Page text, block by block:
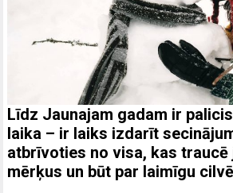
Līdz Jaunajam gadam ir
laika – ir laiks izdarīt
atbrīvoties no visa, kas
mērķus un būt par laimīgu